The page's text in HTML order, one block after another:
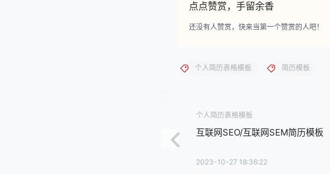
点点赞赏，手留余香
还没有人赞赏，快来当第一个赞赏的人吧！
个人简历表格模板 简历模板
个人简历表格模板
互联网SEO/互联网SEM简历模板
2023-10-27 18:36:22